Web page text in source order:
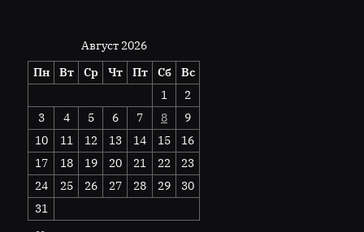
Август 2026
Пн
Вт Ср Чт Пт Сб
Вс
1
2
3
4 5 6 7 8
9
10
11 12 13 14 15
16
17
18 19 20 21 22
23
24
25 26 27 28 29
30
31